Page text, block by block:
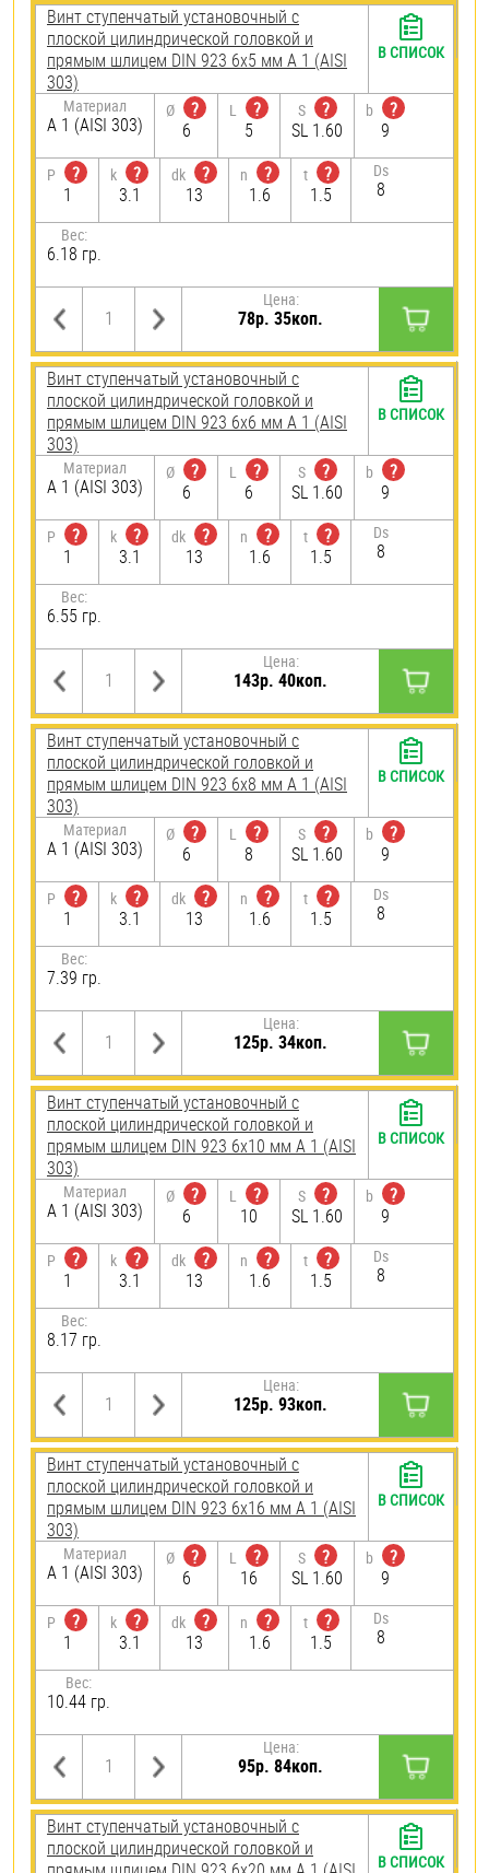
Винт ступенчатый установочный с
плоской цилиндрической головкой и
прямым шлицем DIN 923 6х5 мм А 1 (AISI
303)
Материал
А 1 (AISI 303)
Ø
?
6
L
?
5
S
?
SL 1.60
b
?
9
P
?
1
k
?
3.1
dk
?
13
n
?
1.6
t
?
1.5
Ds
8
Вес:
6.18 гр.
Цена:
78р. 35коп.
В СПИСОК
Винт ступенчатый установочный с
плоской цилиндрической головкой и
прямым шлицем DIN 923 6х6 мм А 1 (AISI
303)
Материал
А 1 (AISI 303)
Ø
?
6
L
?
6
S
?
SL 1.60
b
?
9
P
?
1
k
?
3.1
dk
?
13
n
?
1.6
t
?
1.5
Ds
8
Вес:
6.55 гр.
Цена:
143р. 40коп.
В СПИСОК
Винт ступенчатый установочный с
плоской цилиндрической головкой и
прямым шлицем DIN 923 6х8 мм А 1 (AISI
303)
Материал
А 1 (AISI 303)
Ø
?
6
L
?
8
S
?
SL 1.60
b
?
9
P
?
1
k
?
3.1
dk
?
13
n
?
1.6
t
?
1.5
Ds
8
Вес:
7.39 гр.
Цена:
125р. 34коп.
В СПИСОК
Винт ступенчатый установочный с
плоской цилиндрической головкой и
прямым шлицем DIN 923 6х10 мм А 1 (AISI
303)
Материал
А 1 (AISI 303)
Ø
?
6
L
?
10
S
?
SL 1.60
b
?
9
P
?
1
k
?
3.1
dk
?
13
n
?
1.6
t
?
1.5
Ds
8
Вес:
8.17 гр.
Цена:
125р. 93коп.
В СПИСОК
Винт ступенчатый установочный с
плоской цилиндрической головкой и
прямым шлицем DIN 923 6х16 мм А 1 (AISI
303)
Материал
А 1 (AISI 303)
Ø
?
6
L
?
16
S
?
SL 1.60
b
?
9
P
?
1
k
?
3.1
dk
?
13
n
?
1.6
t
?
1.5
Ds
8
Вес:
10.44 гр.
Цена:
95р. 84коп.
В СПИСОК
Винт ступенчатый установочный с
плоской цилиндрической головкой и
В СПИСОК